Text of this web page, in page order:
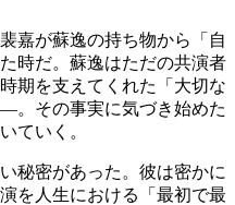
嘉が蘇逸の持ち物から「自
時だ。蘇逸はただの共演者
期を支えてくれた「大切な
。その事実に気づき始めた
ていく。
秘密があった。彼は密かに
を人生における「最初で最